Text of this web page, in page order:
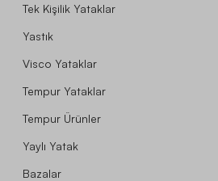
Tek Kişilik Yataklar
Yastık
Visco Yataklar
Tempur Yataklar
Tempur Ürünler
Yaylı Yatak
Bazalar